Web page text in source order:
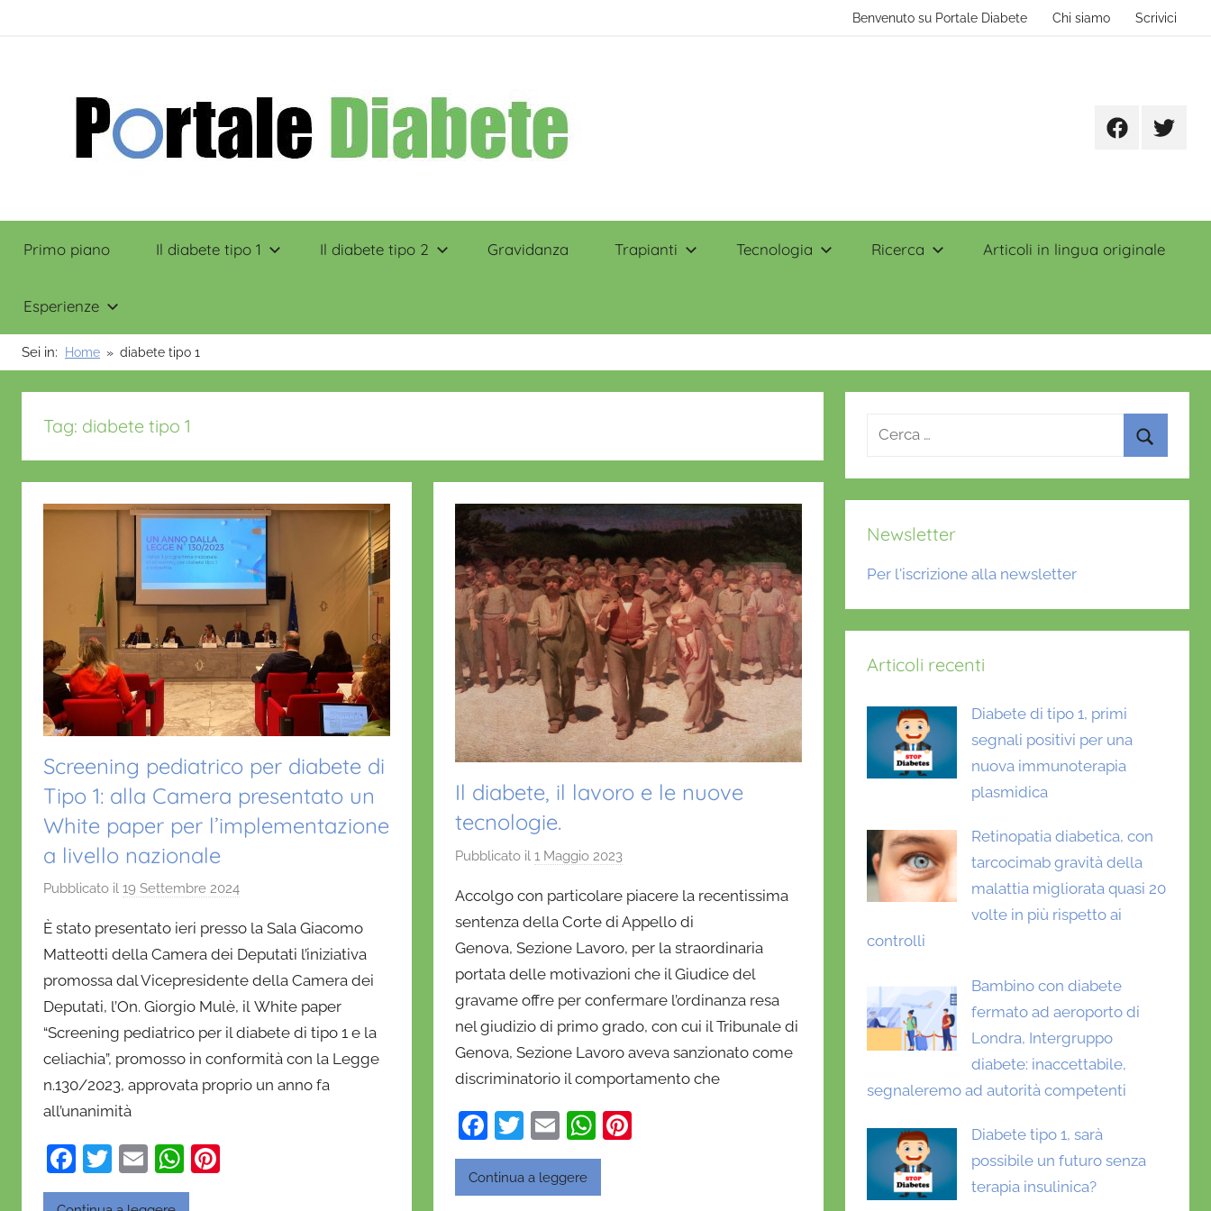
Benvenuto su Portale Diabete Chi siamo Scrivici
Portale
Diabete
FacebookTwitter
Primo piano Il diabete tipo 1 Il diabete tipo 2 Gravidanza Trapianti Tecnologia Ricerca Articoli in lingua originale
Esperienze
Sei in: Home diabete tipo 1
Tag: diabete tipo 1
Screening pediatrico per diabete di
Tipo 1: alla Camera presentato un
White paper per l’implementazione
a livello nazionale
Pubblicato il 19 Settembre 2024
D
a
n
e
l
a
È stato presentato ieri presso la Sala Giacomo
Matteotti della Camera dei Deputati l’iniziativa
promossa dal Vicepresidente della Camera dei
Deputati, l’On. Giorgio Mulè, il White paper
“Screening pediatrico per il diabete di tipo 1 e la
celiachia”, promosso in conformità con la Legge
n.130/2023, approvata proprio un anno fa
all’unanimità
F
a
T
w
E
m
W
h
Il diabete, il lavoro e le nuove
tecnologie.
Pubblicato il1 Maggio 2023
D
a
n
i
e
l
O
n
Accolgo con particolare piacere la recentissima
sentenza della Corte di Appello di
Genova, Sezione Lavoro, per la straordinaria
portata delle motivazioni che il Giudice del
gravame offre per confermare l’ordinanza resa
nel giudizio di primo grado, con cui il Tribunale di
Genova, Sezione Lavoro aveva sanzionato come
discriminatorio il comportamento che
F
a
c
T
w
itt
E
m
ai
W
h
Continua a leggere
Ricerca
Newsletter
Per l'iscrizione alla newsletter
Articoli recenti
Diabete di tipo 1, primi
segnali positivi per una
nuova immunoterapia
plasmidica
Retinopatia diabetica, con
tarcocimab gravità della
malattia migliorata quasi 20
volte in più rispetto ai
controlli
Bambino con diabete
fermato ad aeroporto di
Londra, Intergruppo
diabete: inaccettabile,
segnaleremo ad autorità competenti
Diabete tipo 1, sarà
possibile un futuro senza
terapia insulinica?